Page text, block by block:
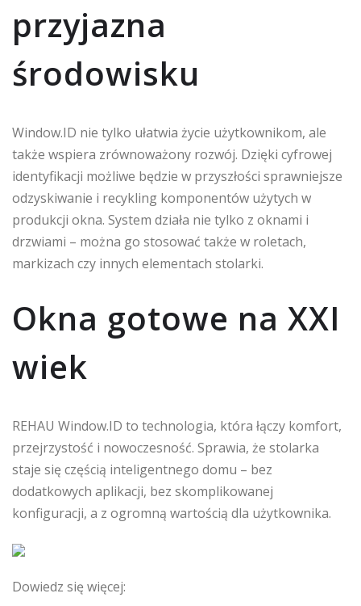
przyjazna
środowisku
Window.ID nie tylko ułatwia życie użytkownikom, ale
także wspiera zrównoważony rozwój. Dzięki cyfrowej
identyfikacji możliwe będzie w przyszłości sprawniejsze
odzyskiwanie i recykling komponentów użytych w
produkcji okna. System działa nie tylko z oknami i
drzwiami – można go stosować także w roletach,
markizach czy innych elementach stolarki.
Okna gotowe na XXI
wiek
REHAU Window.ID to technologia, która łączy komfort,
przejrzystość i nowoczesność. Sprawia, że stolarka
staje się częścią inteligentnego domu – bez
dodatkowych aplikacji, bez skomplikowanej
konfiguracji, a z ogromną wartością dla użytkownika.
Dowiedz się więcej: